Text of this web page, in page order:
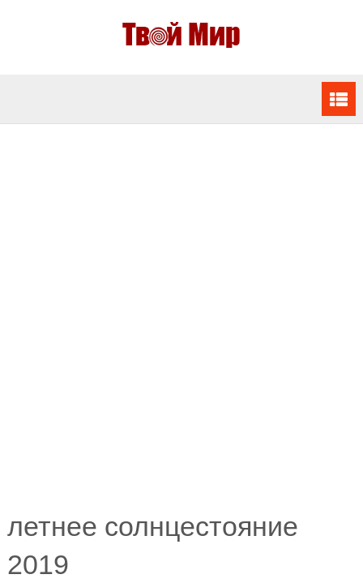
летнее солнцестояние
2019